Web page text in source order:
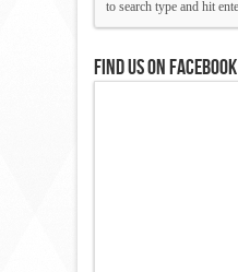
Find us on Facebook